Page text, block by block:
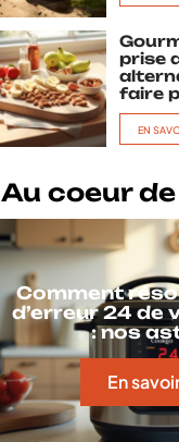
prise
faire
EN
Au coeur
Comment
d’erreur 24 de
: nos
En